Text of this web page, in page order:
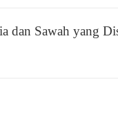
dan Sawah yang